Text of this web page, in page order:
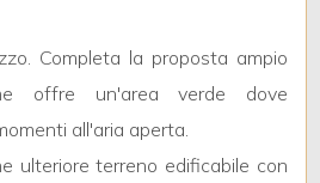
Completa la proposta ampio
offre un'area verde dove
all'aria aperta.
ulteriore terreno edificabile con